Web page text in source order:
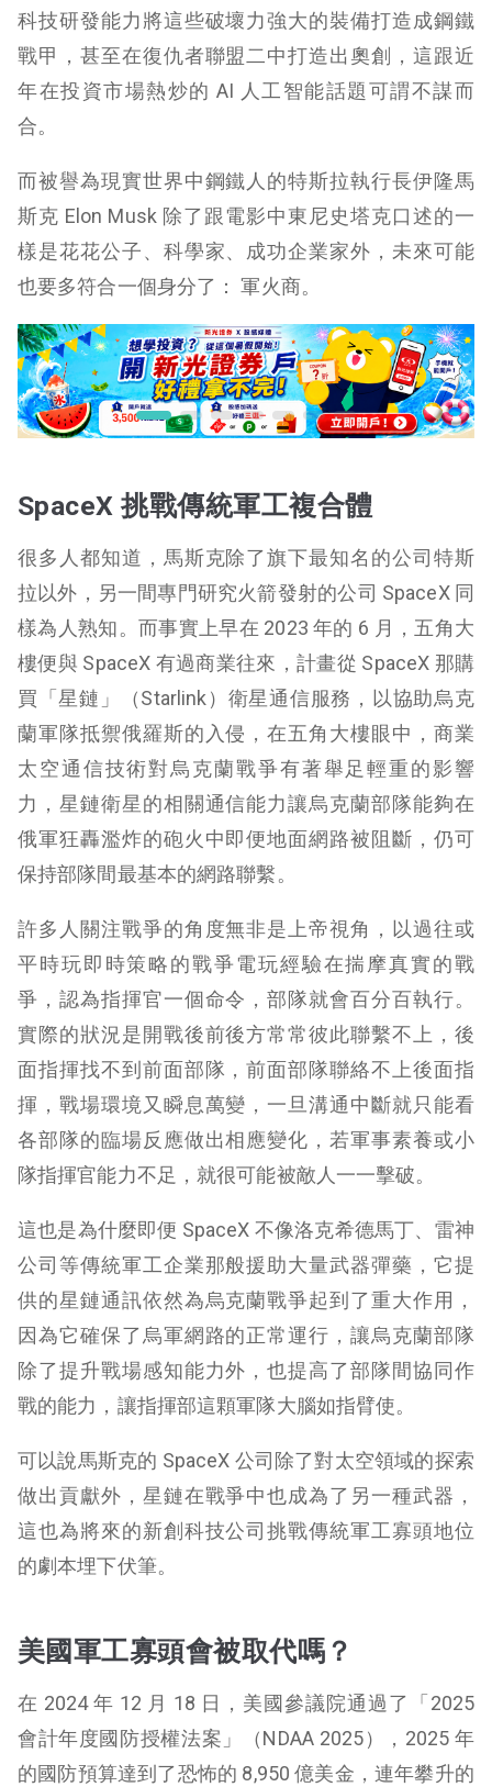
科技研發能力將這些破壞力強大的裝備打造成鋼鐵
戰甲，甚至在復仇者聯盟二中打造出奧創，這跟近
年在投資市場熱炒的 AI 人工智能話題可謂不謀而
合。
而被譽為現實世界中鋼鐵人的特斯拉執行長伊隆馬
斯克 Elon Musk 除了跟電影中東尼史塔克口述的一
樣是花花公子、科學家、成功企業家外，未來可能
也要多符合一個身分了： 軍火商。
SpaceX 挑戰傳統軍工複合體
很多人都知道，馬斯克除了旗下最知名的公司特斯
拉以外，另一間專門研究火箭發射的公司 SpaceX 同
樣為人熟知。而事實上早在 2023 年的 6 月，五角大
樓便與 SpaceX 有過商業往來，計畫從 SpaceX 那購
買「星鏈」（Starlink）衛星通信服務，以協助烏克
蘭軍隊抵禦俄羅斯的入侵，在五角大樓眼中，商業
太空通信技術對烏克蘭戰爭有著舉足輕重的影響
力，星鏈衛星的相關通信能力讓烏克蘭部隊能夠在
俄軍狂轟濫炸的砲火中即便地面網路被阻斷，仍可
保持部隊間最基本的網路聯繫。
許多人關注戰爭的角度無非是上帝視角，以過往或
平時玩即時策略的戰爭電玩經驗在揣摩真實的戰
爭，認為指揮官一個命令，部隊就會百分百執行。
實際的狀況是開戰後前後方常常彼此聯繫不上，後
面指揮找不到前面部隊，前面部隊聯絡不上後面指
揮，戰場環境又瞬息萬變，一旦溝通中斷就只能看
各部隊的臨場反應做出相應變化，若軍事素養或小
隊指揮官能力不足，就很可能被敵人一一擊破。
這也是為什麼即便 SpaceX 不像洛克希德馬丁、雷神
公司等傳統軍工企業那般援助大量武器彈藥，它提
供的星鏈通訊依然為烏克蘭戰爭起到了重大作用，
因為它確保了烏軍網路的正常運行，讓烏克蘭部隊
除了提升戰場感知能力外，也提高了部隊間協同作
戰的能力，讓指揮部這顆軍隊大腦如指臂使。
可以說馬斯克的 SpaceX 公司除了對太空領域的探索
做出貢獻外，星鏈在戰爭中也成為了另一種武器，
這也為將來的新創科技公司挑戰傳統軍工寡頭地位
的劇本埋下伏筆。
美國軍工寡頭會被取代嗎？
在 2024 年 12 月 18 日，美國參議院通過了「2025
會計年度國防授權法案」（NDAA 2025），2025 年
的國防預算達到了恐怖的 8,950 億美金，連年攀升的